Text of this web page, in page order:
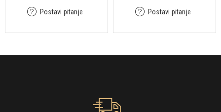
Postavi pitanje Postavi pitanje